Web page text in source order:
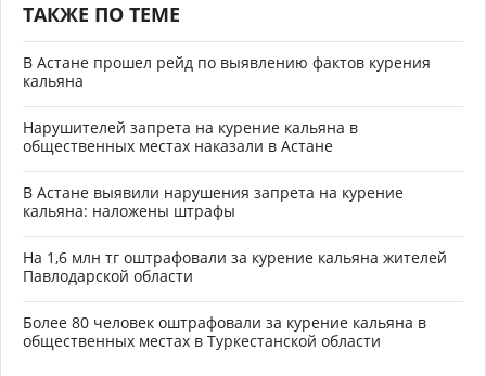
ТАКЖЕ ПО ТЕМЕ
В Астане прошел рейд по выявлению фактов курения
кальяна
Нарушителей запрета на курение кальяна в
общественных местах наказали в Астане
В Астане выявили нарушения запрета на курение
кальяна: наложены штрафы
На 1,6 млн тг оштрафовали за курение кальяна жителей
Павлодарской области
Более 80 человек оштрафовали за курение кальяна в
общественных местах в Туркестанской области